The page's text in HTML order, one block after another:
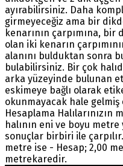
ayırabilirsiniz. Daha
girmeyeceğiz ama bir
kenarının çarpımına,
olan iki kenarın
alanını bulduktan sonra
bulabilirsiniz. Bir çok
arka yüzeyinde bulunan
eskimeye bağlı olarak
okunmayacak hale
Hesaplama
halının eni ve boyu metre
sonuçlar birbiri ile
metre ise - Hesap; 2,00
metrekaredir.